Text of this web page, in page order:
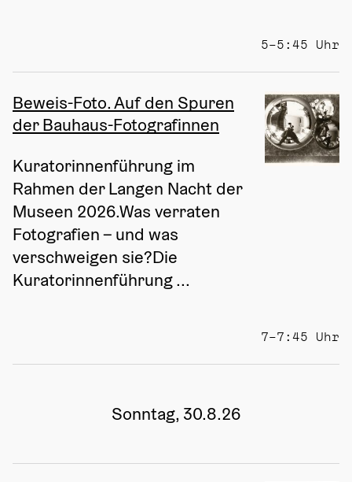
5–5:45 Uhr
Beweis-Foto. Auf den Spuren
der Bauhaus-Fotografinnen
Kuratorinnenführung im
Rahmen der Langen Nacht der
Museen 2026.Was verraten
Fotografien – und was
verschweigen sie?Die
Kuratorinnenführung ...
7–7:45 Uhr
Sonntag, 30.8.26